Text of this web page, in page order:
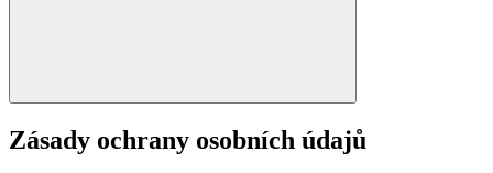
Zásady ochrany osobních údajů